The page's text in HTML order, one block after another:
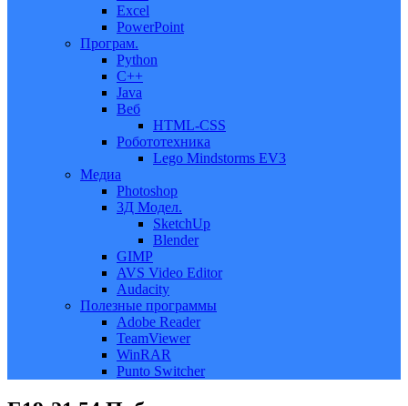
Excel
PowerPoint
Програм.
Python
C++
Java
Веб
HTML-CSS
Робототехника
Lego Mindstorms EV3
Медиа
Photoshop
3Д Модел.
SketchUp
Blender
GIMP
AVS Video Editor
Audacity
Полезные программы
Adobe Reader
TeamViewer
WinRAR
Punto Switcher